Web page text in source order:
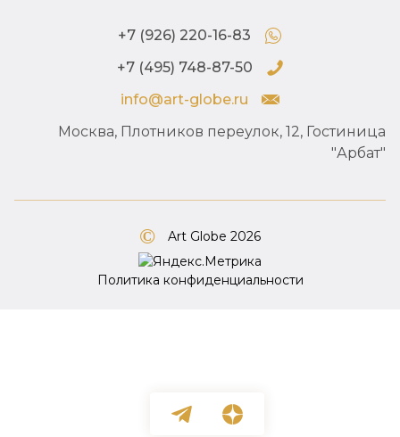
+7 (926) 220-16-83
+7 (495) 748-87-50
info@art-globe.ru
Москва, Плотников переулок, 12, Гостиница
"Арбат"
Art Globe 2026
Политика конфиденциальности